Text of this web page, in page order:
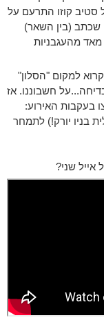
סטיב קוזו התרעם על
חתוכה - 24 דולרים! שכתב (בין השאר)
מהעגבניות
למקום "הסלון"
חשבוננו. אז
בעקבות האירוע:
בניו יורק!) לתמחר
שני?